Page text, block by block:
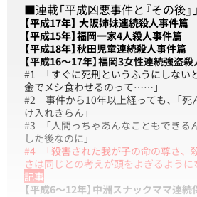
■連載「平成凶悪事件と『その後』」
【平成17年】 大阪姉妹連続殺人事件篇
【平成15年】福岡一家4人殺人事件篇
【平成18年】秋田児童連続殺人事件篇
【平成16～17年】福岡3女性連続強盗殺
#1 「すぐに死刑というふうにしな
金でメシ食わせるのって……」
#2 事件から10年以上経っても、「
け入れきらん」
#3 「人間っちゃあんなこともでき
した後なのに」
#4
「殺害された我が子の命の尊さ
さは同じとの考えが頭をよぎるように
記事
【平成6～12年】 中洲スナックママ連続